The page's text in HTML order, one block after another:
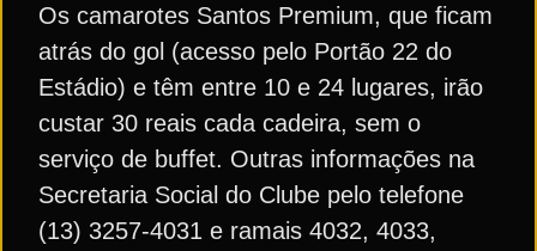
Os camarotes Santos Premium, que ficam
atrás do gol (acesso pelo Portão 22 do
Estádio) e têm entre 10 e 24 lugares, irão
custar 30 reais cada cadeira, sem o
serviço de buffet. Outras informações na
Secretaria Social do Clube pelo telefone
(13) 3257-4031 e ramais 4032, 4033,